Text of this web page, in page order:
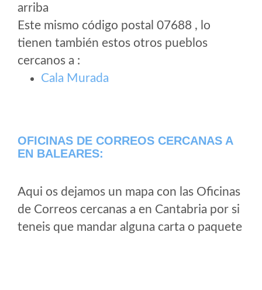
arriba
Este mismo código postal 07688 , lo
tienen también estos otros pueblos
cercanos a :
Cala Murada
OFICINAS DE CORREOS CERCANAS A
EN BALEARES:
Aqui os dejamos un mapa con las Oficinas
de Correos cercanas a en Cantabria por si
teneis que mandar alguna carta o paquete